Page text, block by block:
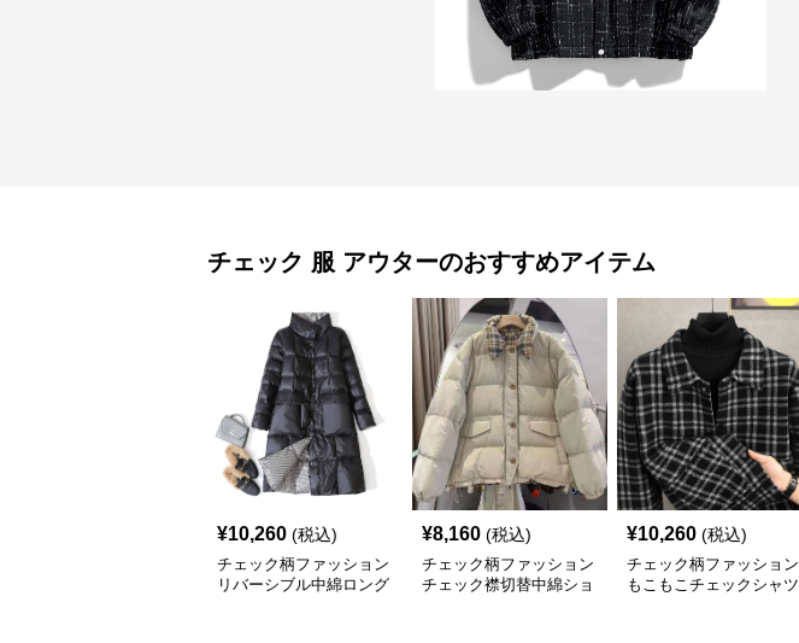
チェック 服 アウターのおすすめアイテム
¥10,260 (税込)
チェック柄ファッション
リバーシブル中綿ロング
¥8,160 (税込)
チェック柄ファッション
チェック襟切替中綿ショ
¥10,260 (税込)
チェック柄ファッション
もこもこチェックシャツ